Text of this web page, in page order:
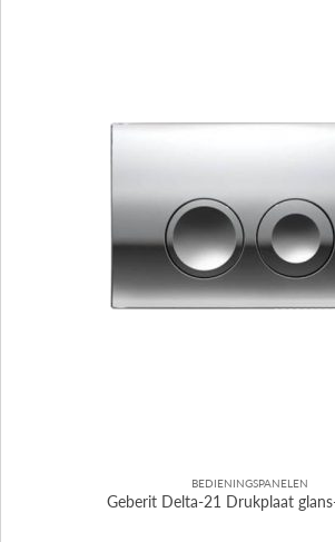
BEDIENINGSPANELEN
Geberit Delta-21 Drukplaat